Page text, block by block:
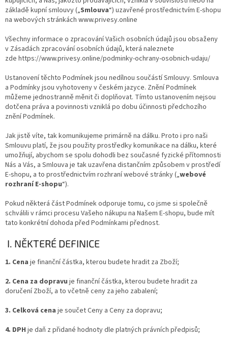
základě kupní smlouvy („Smlouva“) uzavřené prostřednictvím E-shopu
na webových stránkách www.privesy.online
Všechny informace o zpracování Vašich osobních údajů jsou obsaženy
v Zásadách zpracování osobních údajů, která naleznete
zde https://www.privesy.online/podminky-ochrany-osobnich-udaju/
Ustanovení těchto Podmínek jsou nedílnou součástí Smlouvy. Smlouva
a Podmínky jsou vyhotoveny v českém jazyce. Znění Podmínek
můžeme jednostranně měnit či doplňovat. Tímto ustanovením nejsou
dotčena práva a povinnosti vzniklá po dobu účinnosti předchozího
znění Podmínek.
Jak jistě víte, tak komunikujeme primárně na dálku. Proto i pro naši
Smlouvu platí, že jsou použity prostředky komunikace na dálku, které
umožňují, abychom se spolu dohodli bez současné fyzické přítomnosti
Nás a Vás, a Smlouva je tak uzavřena distančním způsobem v prostředí
E-shopu, a to prostřednictvím rozhraní webové stránky („webové
rozhraní E-shopu“).
Pokud některá část Podmínek odporuje tomu, co jsme si společně
schválili v rámci procesu Vašeho nákupu na Našem E-shopu, bude mít
tato konkrétní dohoda před Podmínkami přednost.
I. NĚKTERÉ DEFINICE
1. Cena je finanční částka, kterou budete hradit za Zboží;
2. Cena za dopravu je finanční částka, kterou budete hradit za
doručení Zboží, a to včetně ceny za jeho zabalení;
3. Celková cena je součet Ceny a Ceny za dopravu;
4. DPH je daň z přidané hodnoty dle platných právních předpisů;